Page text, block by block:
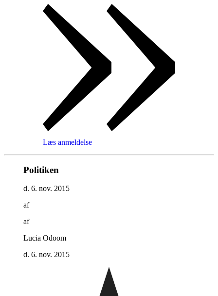
Læs anmeldelse
Politiken
d. 6. nov. 2015
af
af
Lucia Odoom
d. 6. nov. 2015